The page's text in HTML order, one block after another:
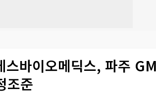
스바이오메딕스, 파주
조준